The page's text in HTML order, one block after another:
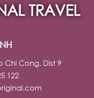
TRAVEL
Chi Cong, Dist 9
122